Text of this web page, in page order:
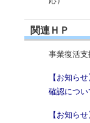
関連ＨＰ
事業復活
【お知ら
確認につい
【お知ら